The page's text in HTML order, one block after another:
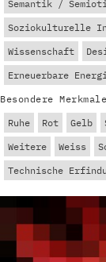
Semantik /
Soziokulturelle
Wissenschaft
Erneuerbare
Besondere
Ruhe
Rot Gelb
Weitere
Weiss
Technische